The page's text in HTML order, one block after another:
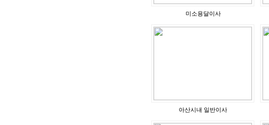
미소용달이사
아산시내 일반이사